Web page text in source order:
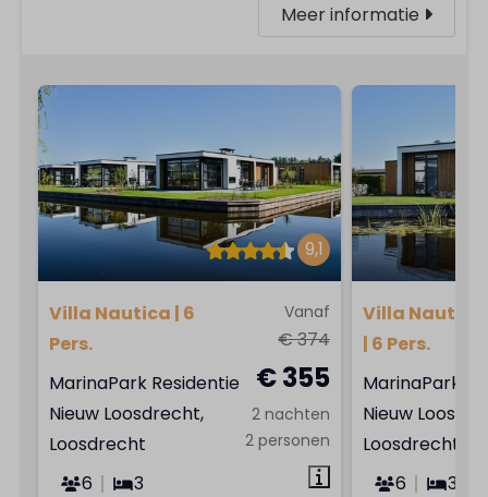
Meer informatie
9,1
Vanaf
€ 374
€ 355
2 nachten
2 personen
Villa Nautica | 6
Pers.
MarinaPark Residentie
Nieuw Loosdrecht,
Loosdrecht
6
3
Villa Nautica
| 6 Pers.
MarinaPark
Nieuw
Loosdrecht
6
3